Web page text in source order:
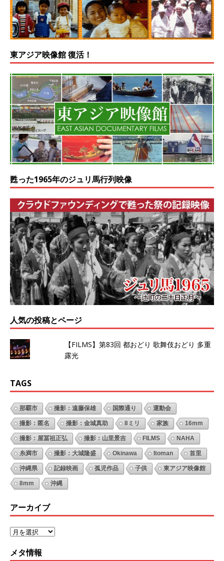
東アジア映像館 復活！
甦った1965年のジュリ馬行列映像
人気の投稿とページ
【FILMS】第83回 都おどり 歌舞伎おどり 多重
露光
TAGS
那覇市 撮影：遠藤保雄 国際通り 運動会
撮影：匿名 撮影：金城真助 8ミリ 家族 16mm
撮影：屋冨祖正弘 撮影：山里景吉 FILMS NAHA
糸満市 撮影：大城隆盛 Okinawa Itoman 首里
沖縄県 記録映画 孤児作品 子供 東アジア映像館
8mm 沖縄
アーカイブ
メタ情報